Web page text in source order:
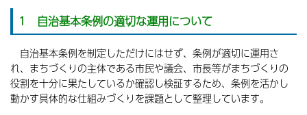
1 自治基本条例の適切な運用について
自治基本条例を制定しただけにはせず、条例が適切に運用さ
れ、まちづくりの主体である市民や議会、市長等がまちづくりの
役割を十分に果たしているか確認し検証するため、条例を活かし
動かす具体的な仕組みづくりを課題として整理しています。